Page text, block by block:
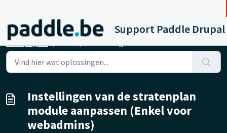
Doorgaan naar hoofdinhoud
Support Paddle Drupal
Startpagina
Instellingen van de stratenplan
module aanpassen (Enkel voor
webadmins)